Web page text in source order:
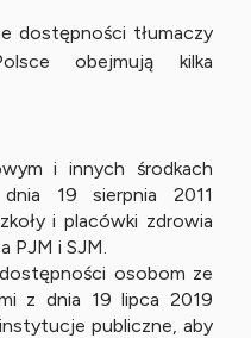
dostępności tłumaczy
obejmują kilka
i innych środkach
19 sierpnia 2011
i placówki zdrowia
PJM i SJM.
osobom ze
z dnia 19 lipca 2019
publiczne, aby